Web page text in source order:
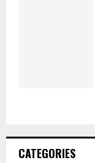
CATEGORIES